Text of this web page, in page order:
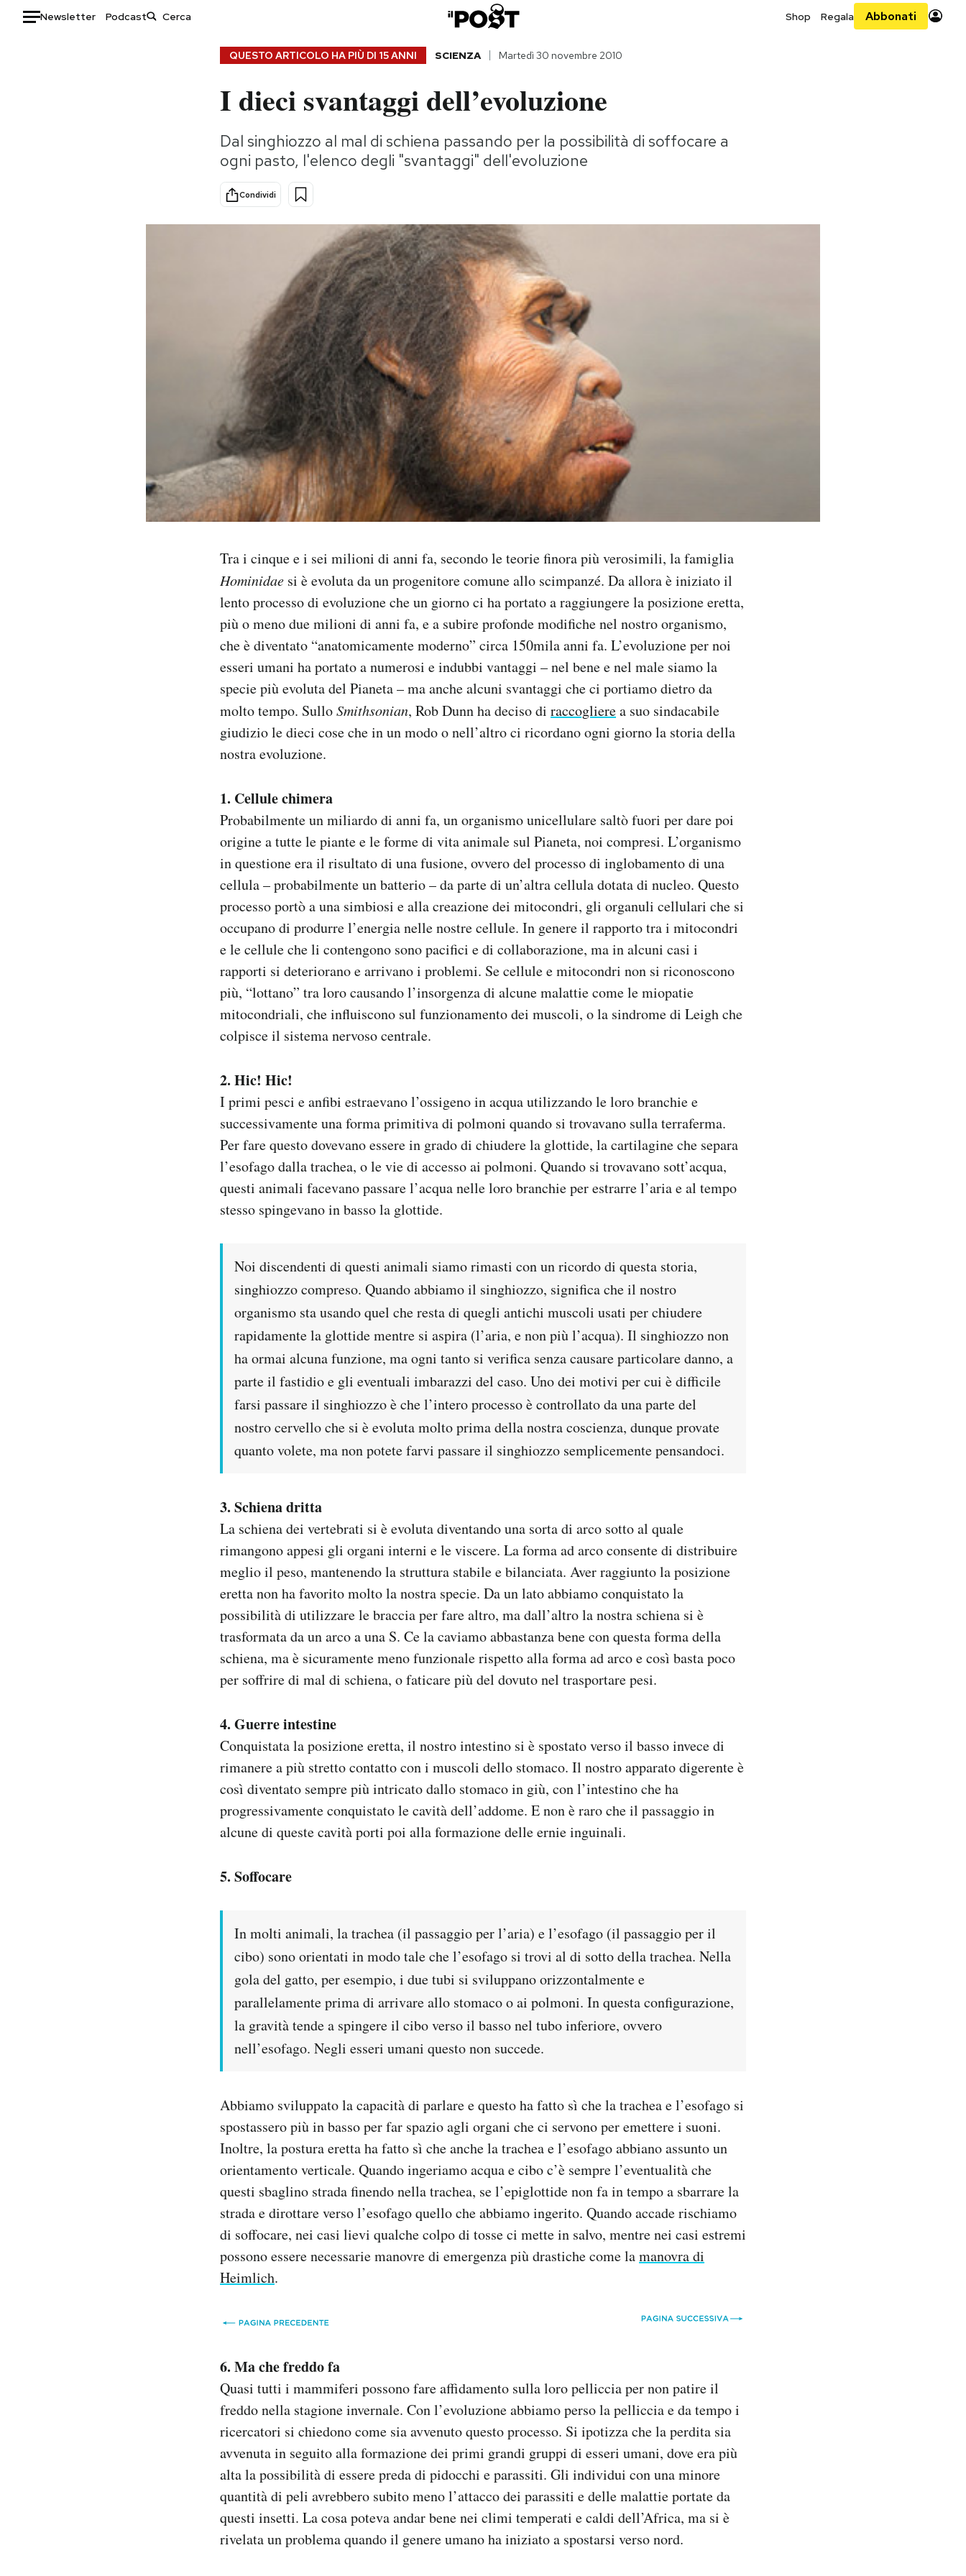
Newsletter Podcast Shop Regala Abbonati
Consumismi
Storie/Idee
Ok Boomer!
Media
QUESTO ARTICOLO HA PIÙ DI 15 ANNI SCIENZA Martedì 30 novembre 2010
I dieci svantaggi dell’evoluzione
Dal singhiozzo al mal di schiena passando per la possibilità di soffocare a
ogni pasto, l'elenco degli "svantaggi" dell'evoluzione
Condividi
Tra i cinque e i sei milioni di anni fa, secondo le teorie finora più verosimili, la famiglia
Hominidae si è evoluta da un progenitore comune allo scimpanzé. Da allora è iniziato il
lento processo di evoluzione che un giorno ci ha portato a raggiungere la posizione eretta,
più o meno due milioni di anni fa, e a subire profonde modifiche nel nostro organismo,
che è diventato “anatomicamente moderno” circa 150mila anni fa. L’evoluzione per noi
esseri umani ha portato a numerosi e indubbi vantaggi – nel bene e nel male siamo la
specie più evoluta del Pianeta – ma anche alcuni svantaggi che ci portiamo dietro da
molto tempo. SulloSmithsonian, Rob Dunn ha deciso di raccoglierea suo sindacabile
giudizio le dieci cose che in un modo o nell’altro ci ricordano ogni giorno la storia della
nostra evoluzione.
1. Cellule chimera
Probabilmente un miliardo di anni fa, un organismo unicellulare saltò fuori per dare poi
origine a tutte le piante e le forme di vita animale sul Pianeta, noi compresi. L’organismo
in questione era il risultato di una fusione, ovvero del processo di inglobamento di una
cellula – probabilmente un batterio – da parte di un’altra cellula dotata di nucleo. Questo
processo portò a una simbiosi e alla creazione dei mitocondri, gli organuli cellulari che si
occupano di produrre l’energia nelle nostre cellule. In genere il rapporto tra i mitocondri
e le cellule che li contengono sono pacifici e di collaborazione, ma in alcuni casi i
rapporti si deteriorano e arrivano i problemi. Se cellule e mitocondri non si riconoscono
più, “lottano” tra loro causando l’insorgenza di alcune malattie come le miopatie
mitocondriali, che influiscono sul funzionamento dei muscoli, o la sindrome di Leigh che
colpisce il sistema nervoso centrale.
2. Hic! Hic!
I primi pesci e anfibi estraevano l’ossigeno in acqua utilizzando le loro branchie e
successivamente una forma primitiva di polmoni quando si trovavano sulla terraferma.
Per fare questo dovevano essere in grado di chiudere la glottide, la cartilagine che separa
l’esofago dalla trachea, o le vie di accesso ai polmoni. Quando si trovavano sott’acqua,
questi animali facevano passare l’acqua nelle loro branchie per estrarre l’aria e al tempo
stesso spingevano in basso la glottide.
Noi discendenti di questi animali siamo rimasti con un ricordo di questa storia,
singhiozzo compreso. Quando abbiamo il singhiozzo, significa che il nostro
organismo sta usando quel che resta di quegli antichi muscoli usati per chiudere
rapidamente la glottide mentre si aspira (l’aria, e non più l’acqua). Il singhiozzo non
ha ormai alcuna funzione, ma ogni tanto si verifica senza causare particolare danno, a
parte il fastidio e gli eventuali imbarazzi del caso. Uno dei motivi per cui è difficile
farsi passare il singhiozzo è che l’intero processo è controllato da una parte del
nostro cervello che si è evoluta molto prima della nostra coscienza, dunque provate
quanto volete, ma non potete farvi passare il singhiozzo semplicemente pensandoci.
3. Schiena dritta
La schiena dei vertebrati si è evoluta diventando una sorta di arco sotto al quale
rimangono appesi gli organi interni e le viscere. La forma ad arco consente di distribuire
meglio il peso, mantenendo la struttura stabile e bilanciata. Aver raggiunto la posizione
eretta non ha favorito molto la nostra specie. Da un lato abbiamo conquistato la
possibilità di utilizzare le braccia per fare altro, ma dall’altro la nostra schiena si è
trasformata da un arco a una S. Ce la caviamo abbastanza bene con questa forma della
schiena, ma è sicuramente meno funzionale rispetto alla forma ad arco e così basta poco
per soffrire di mal di schiena, o faticare più del dovuto nel trasportare pesi.
4. Guerre intestine
Conquistata la posizione eretta, il nostro intestino si è spostato verso il basso invece di
rimanere a più stretto contatto con i muscoli dello stomaco. Il nostro apparato digerente è
così diventato sempre più intricato dallo stomaco in giù, con l’intestino che ha
progressivamente conquistato le cavità dell’addome. E non è raro che il passaggio in
alcune di queste cavità porti poi alla formazione delle ernie inguinali.
5. Soffocare
In molti animali, la trachea (il passaggio per l’aria) e l’esofago (il passaggio per il
cibo) sono orientati in modo tale che l’esofago si trovi al di sotto della trachea. Nella
gola del gatto, per esempio, i due tubi si sviluppano orizzontalmente e
parallelamente prima di arrivare allo stomaco o ai polmoni. In questa configurazione,
la gravità tende a spingere il cibo verso il basso nel tubo inferiore, ovvero
nell’esofago. Negli esseri umani questo non succede.
Abbiamo sviluppato la capacità di parlare e questo ha fatto sì che la trachea e l’esofago si
spostassero più in basso per far spazio agli organi che ci servono per emettere i suoni.
Inoltre, la postura eretta ha fatto sì che anche la trachea e l’esofago abbiano assunto un
orientamento verticale. Quando ingeriamo acqua e cibo c’è sempre l’eventualità che
questi sbaglino strada finendo nella trachea, se l’epiglottide non fa in tempo a sbarrare la
strada e dirottare verso l’esofago quello che abbiamo ingerito. Quando accade rischiamo
di soffocare, nei casi lievi qualche colpo di tosse ci mette in salvo, mentre nei casi estremi
possono essere necessarie manovre di emergenza più drastiche come lamanovra di
Heimlich.
6. Ma che freddo fa
Quasi tutti i mammiferi possono fare affidamento sulla loro pelliccia per non patire il
freddo nella stagione invernale. Con l’evoluzione abbiamo perso la pelliccia e da tempo i
ricercatori si chiedono come sia avvenuto questo processo. Si ipotizza che la perdita sia
avvenuta in seguito alla formazione dei primi grandi gruppi di esseri umani, dove era più
alta la possibilità di essere preda di pidocchi e parassiti. Gli individui con una minore
quantità di peli avrebbero subito meno l’attacco dei parassiti e delle malattie portate da
questi insetti. La cosa poteva andar bene nei climi temperati e caldi dell’Africa, ma si è
rivelata un problema quando il genere umano ha iniziato a spostarsi verso nord.